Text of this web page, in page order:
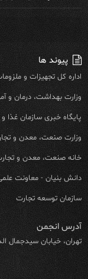
پیوند ها
اداره کل تجهیزات و
وزارت بهداشت، درمان و
پایگاه خبری سازمان غذا و
وزارت صنعت، معدن و
خانه صنعت، معدن و
دانش بنیان - معاونت
سازمان توسعه تجارت
آدرس انجمن